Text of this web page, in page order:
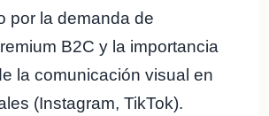
por la demanda de
B2C y la importancia
la comunicación visual en
(Instagram, TikTok).